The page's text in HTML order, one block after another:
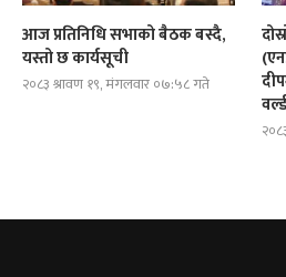
आज प्रतिनिधि सभाको बैठक बस्दै,
यस्तो छ कार्यसूची
२०८३ श्रावण १९, मंगलवार ०७:५८ गते